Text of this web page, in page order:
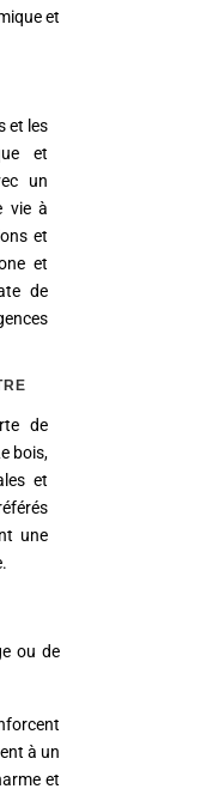
et
et les
et
un
vie à
et
et
de
de
bois,
et
une
ou de
à un
et